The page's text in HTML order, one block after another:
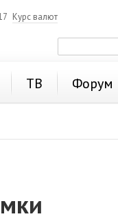
Курс валют
ТВ Форум